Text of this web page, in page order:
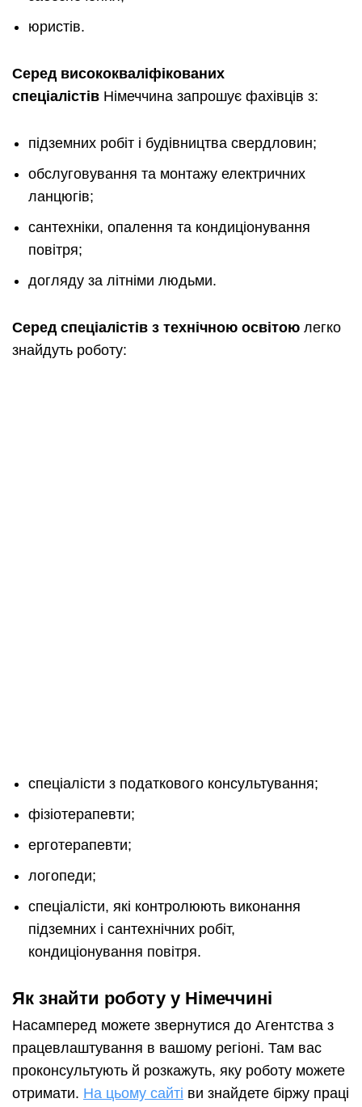
юристів.
Серед висококваліфікованих
спеціалістів Німеччина запрошує фахівців з:
підземних робіт і будівництва свердловин;
обслуговування та монтажу електричних
ланцюгів;
сантехніки, опалення та кондиціонування
повітря;
догляду за літніми людьми.
Серед спеціалістів з технічною освітою легко
знайдуть роботу:
спеціалісти з податкового консультування;
фізіотерапевти;
ерготерапевти;
логопеди;
спеціалісти, які контролюють виконання
підземних і сантехнічних робіт,
кондиціонування повітря.
Як знайти роботу у Німеччині
Насамперед можете звернутися до Агентства з
працевлаштування в вашому регіоні. Там вас
проконсультують й розкажуть, яку роботу можете
отримати. На цьому сайті ви знайдете біржу праці